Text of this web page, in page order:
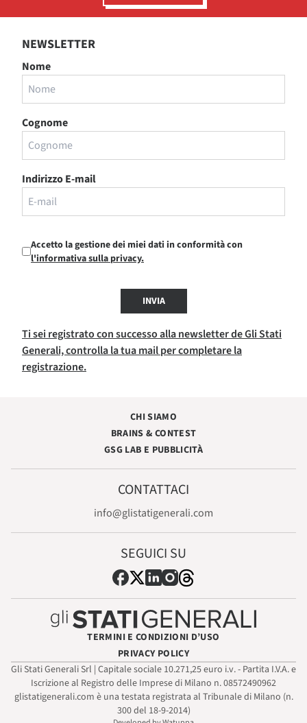
NEWSLETTER
Nome
Cognome
Indirizzo E-mail
Accetto la gestione dei miei dati in conformità con
l'informativa sulla privacy.
INVIA
Ti sei registrato con successo alla newsletter de Gli Stati
Generali, controlla la tua mail per completare la
registrazione.
CHI SIAMO
BRAINS & CONTEST
GSG LAB E PUBBLICITÀ
CONTATTACI
info@glistatigenerali.com
SEGUICI SU
TERMINI E CONDIZIONI D’USO
PRIVACY POLICY
Gli Stati Generali Srl | Capitale sociale 10.271,25 euro i.v. - Partita I.V.A. e
Iscrizione al Registro delle Imprese di Milano n. 08572490962
glistatigenerali.com è una testata registrata al Tribunale di Milano (n.
300 del 18-9-2014)